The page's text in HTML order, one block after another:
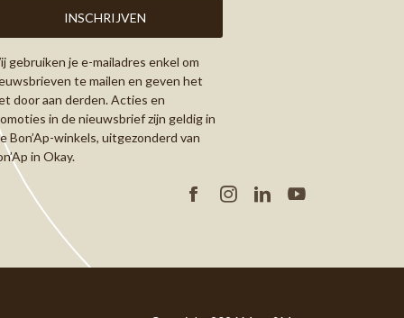
gebruiken je e-mailadres enkel om
te mailen en geven het
door aan derden. Acties en
in de nieuwsbrief zijn geldig in
Bon’Ap-winkels, uitgezonderd van
in Okay.
FacebookInstagram
Linkedin